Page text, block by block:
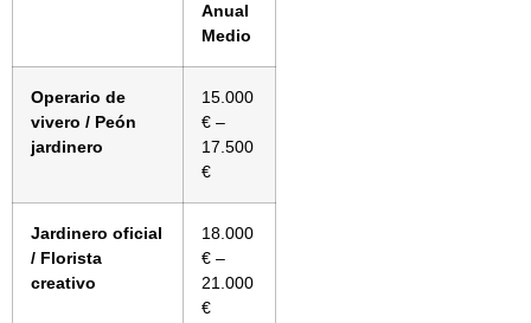
Anual
Medio
Operario de
vivero / Peón
jardinero
15.000
€ –
17.500
€
Jardinero oficial
/ Florista
creativo
18.000
€ –
21.000
€